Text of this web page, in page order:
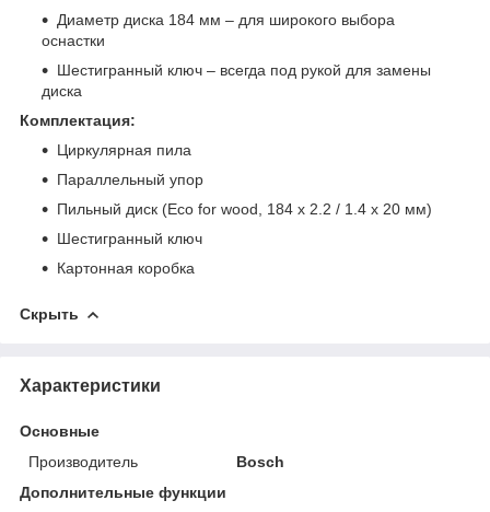
Диаметр диска 184 мм – для широкого выбора
оснастки
Шестигранный ключ – всегда под рукой для замены
диска
Комплектация:
Циркулярная пила
Параллельный упор
Пильный диск (Eco for wood, 184 x 2.2 / 1.4 x 20 мм)
Шестигранный ключ
Картонная коробка
Скрыть
Характеристики
Основные
Производитель
Bosch
Дополнительные функции